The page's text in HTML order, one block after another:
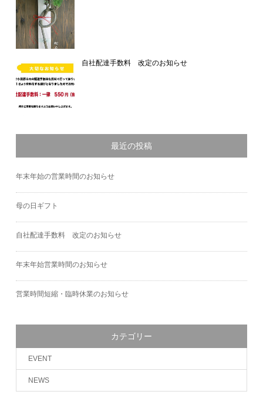
自社配達手数料 改定のお知らせ
最近の投稿
年末年始の営業時間のお知らせ
母の日ギフト
自社配達手数料 改定のお知らせ
年末年始営業時間のお知らせ
営業時間短縮・臨時休業のお知らせ
カテゴリー
EVENT
NEWS